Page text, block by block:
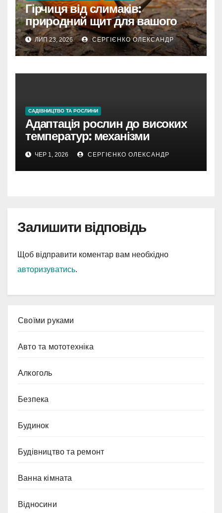
Гірчиця від слимаків:
природний щит для вашого
городу
ЛИП 23, 2026 СЕРГІЄНКО ОЛЕКСАНДР
САДІВНИЦТВО ТА РОСЛИНИ
Адаптація рослин до високих
температур: механізми
виживання в умовах спеки
ЧЕР 1, 2026 СЕРГІЄНКО ОЛЕКСАНДР
Залишити відповідь
Щоб відправити коментар вам необхідно
авторизуватись.
Cвоїми руками
Авто та мототехніка
Алкоголь
Безпека
Будинок
Будівництво та ремонт
Ванна кімната
Відносини